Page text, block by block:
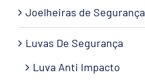
Joelheiras de Segurança
Luvas De Segurança
Luva Anti Impacto